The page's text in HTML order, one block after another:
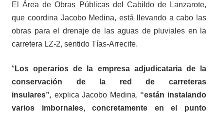
El Área de Obras Públicas del Cabildo de Lanzarote,
que coordina Jacobo Medina, está llevando a cabo las
obras para el drenaje de las aguas de pluviales en la
carretera LZ-2, sentido Tías-Arrecife.
“Los operarios de la empresa adjudicataria de la
conservación de la red de carreteras
insulares”, explica Jacobo Medina, “están instalando
varios imbornales, concretamente en el punto